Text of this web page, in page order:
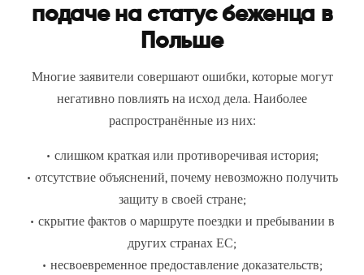
подаче на статус беженца в
Польше
Многие заявители совершают ошибки, которые могут
негативно повлиять на исход дела. Наиболее
распространённые из них:
• слишком краткая или противоречивая история;
• отсутствие объяснений, почему невозможно получить
защиту в своей стране;
• скрытие фактов о маршруте поездки и пребывании в
других странах ЕС;
• несвоевременное предоставление доказательств;